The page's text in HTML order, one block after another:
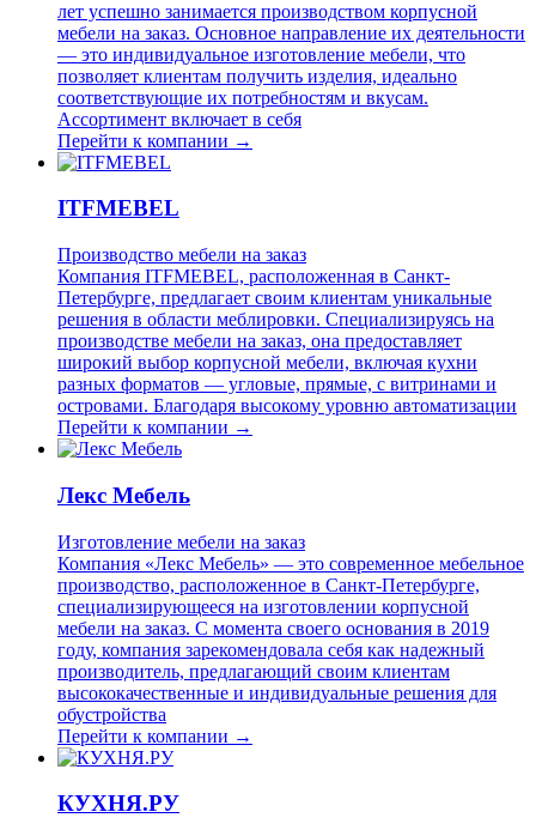
лет успешно занимается производством корпусной
мебели на заказ. Основное направление их деятельности
— это индивидуальное изготовление мебели, что
позволяет клиентам получить изделия, идеально
соответствующие их потребностям и вкусам.
Ассортимент включает в себя
Перейти к компании →
ITFMEBEL
Производство мебели на заказ
Компания ITFMEBEL, расположенная в Санкт-
Петербурге, предлагает своим клиентам уникальные
решения в области меблировки. Специализируясь на
производстве мебели на заказ, она предоставляет
широкий выбор корпусной мебели, включая кухни
разных форматов — угловые, прямые, с витринами и
островами. Благодаря высокому уровню автоматизации
Перейти к компании →
Лекс Мебель
Изготовление мебели на заказ
Компания «Лекс Мебель» — это современное мебельное
производство, расположенное в Санкт-Петербурге,
специализирующееся на изготовлении корпусной
мебели на заказ. С момента своего основания в 2019
году, компания зарекомендовала себя как надежный
производитель, предлагающий своим клиентам
высококачественные и индивидуальные решения для
обустройства
Перейти к компании →
КУХНЯ.РУ